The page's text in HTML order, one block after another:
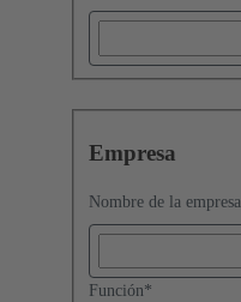
Empresa
Nombre de la empresa
Función*